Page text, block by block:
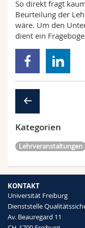
Math.-Nat. und
Interfakultär
Mitarbeitende
Doktorierende
Webmail
MyUnifr
So direkt fragt
Beurteilung der
wäre. Um den
dient ein
Kategorien
Lehrveranstaltungen
KONTAKT
Universität Freiburg
Dienststelle
Av. Beauregard 11